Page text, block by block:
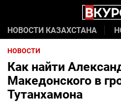
НОВОСТИ КАЗАХСТАНА
НОВОСТИ
Как найти
Македонского в
Тутанхамона